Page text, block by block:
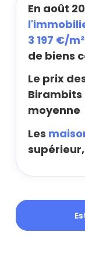
En août
3 197 €/m²
de biens
Le prix
moyenne
Les